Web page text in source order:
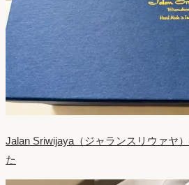
Jalan Sriwijaya（ジャランスリウァヤ
た